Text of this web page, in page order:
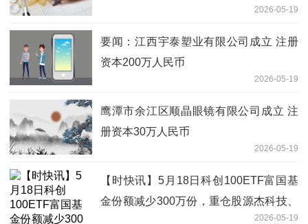
2026-05-19
要闻：江西宇泰塑业有限公司成立 注册
资本200万人民币
2026-05-19
鹰潭市余江区顺晶眼镜有限公司成立 注
册资本30万人民币
2026-05-19
【时快讯】5月18日科创100ETF富国基
金份额减少300万份，重仓股源杰科技、
2026-05-19